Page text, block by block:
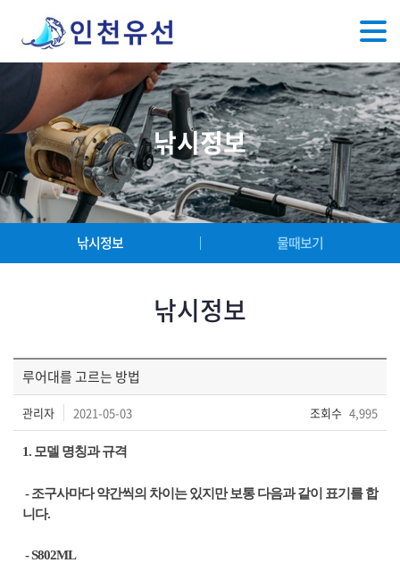
낚시정보
낚시정보 물때보기
낚시정보
루어대를 고르는 방법
관리자 2021-05-03 조회수 4,995
1. 모델 명칭과 규격
- 조구사마다 약간씩의 차이는 있지만 보통 다음과 같이 표기를 합
니다.
- S802ML